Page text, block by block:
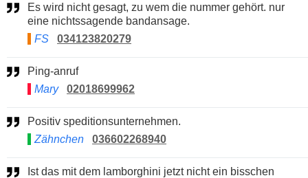
Es wird nicht gesagt, zu wem die nummer gehört. nur
eine nichtssagende bandansage.
FS
034123820279
Ping-anruf
Mary
02018699962
Positiv speditionsunternehmen.
Zähnchen
036602268940